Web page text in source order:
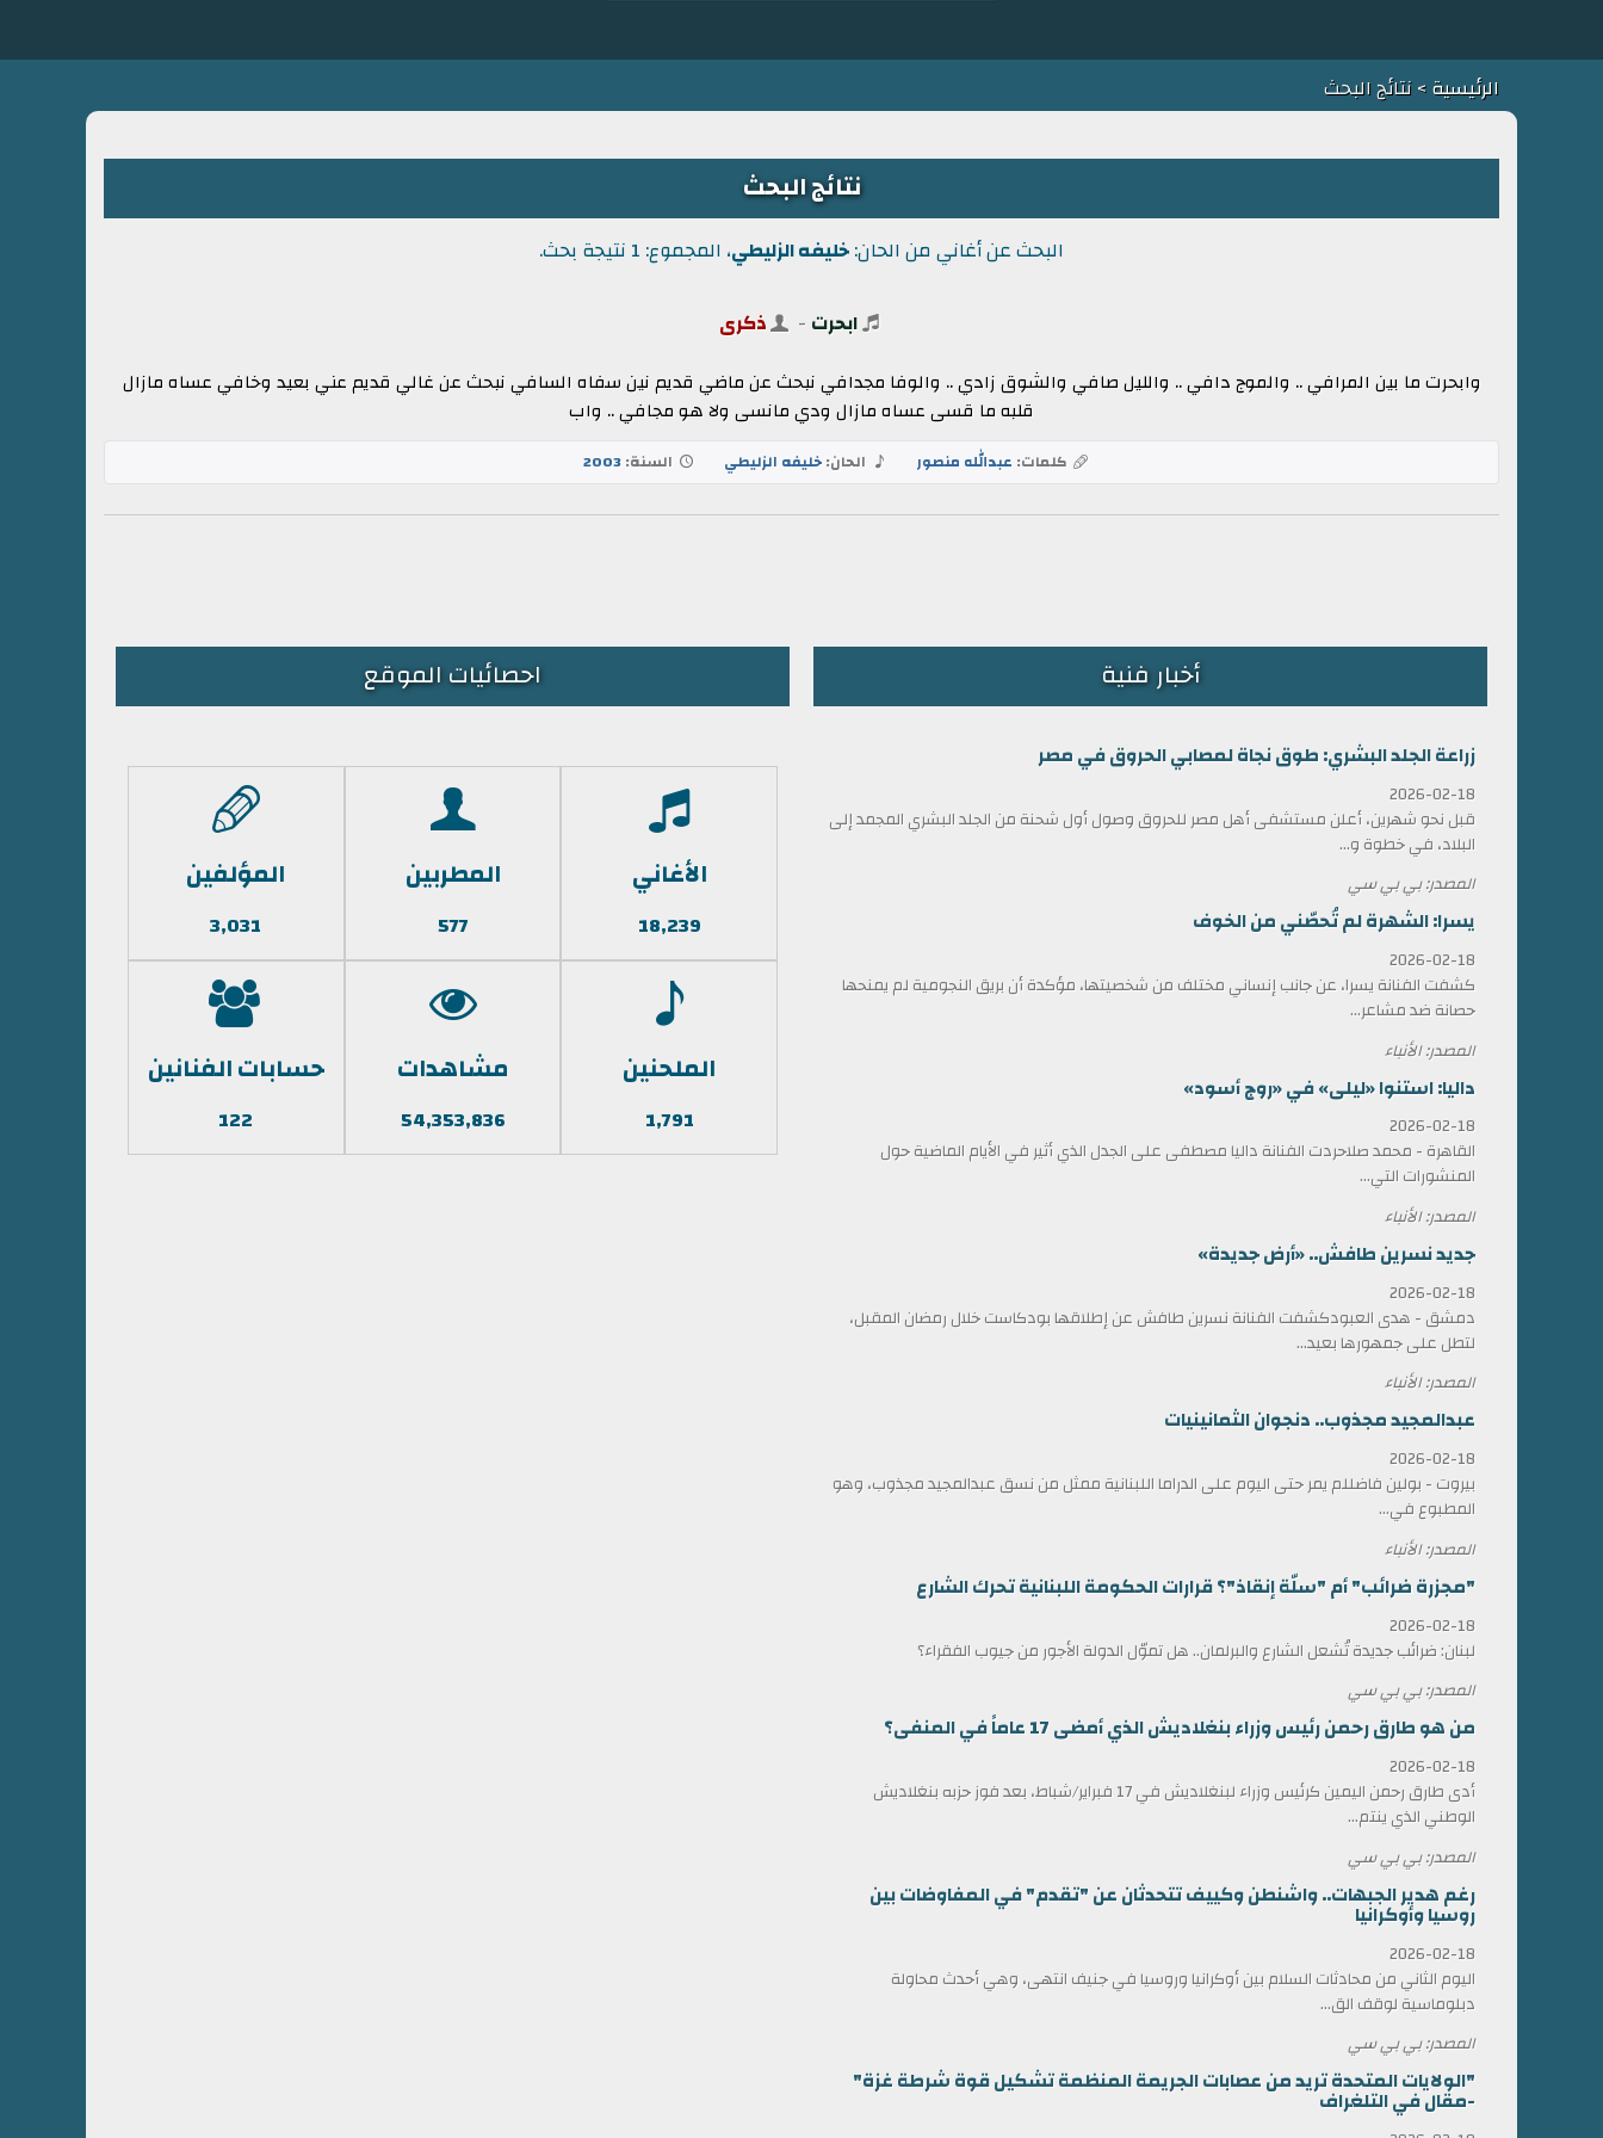
الرئيسية> نتائج البحث
نتائج البحث
البحث عن أغاني من الحان:خليفه الزليطي، المجموع: 1 نتيجة بحث.
ابحرت - ذكرى
وابحرت ما بين المرافي .. والموج دافي .. والليل صافي والشوق زادي .. والوفا مجدافي نبحث عن ماضي قديم نين سفاه السافي نبحث عن غالي قديم عني بعيد وخافي عساه مازال
قلبه ما قسى عساه مازال ودي مانسى ولا هو مجافي .. واب
كلمات: عبدالله منصور الحان:خليفه الزليطي السنة:2003
أخبار فنية
زراعة الجلد البشري: طوق نجاة لمصابي الحروق في مصر
2026-02-18
قبل نحو شهرين، أعلن مستشفى أهل مصر للحروق وصول أول شحنة من الجلد البشري المجمد إلى
البلاد، في خطوة و...
المصدر: بي بي سي
يسرا: الشهرة لم تُحصّني من الخوف
2026-02-18
كشفت الفنانة يسرا، عن جانب إنساني مختلف من شخصيتها، مؤكدة أن بريق النجومية لم يمنحها
حصانة ضد مشاعر...
المصدر: الأنباء
داليا: استنوا «ليلى» في «روج أسود»
2026-02-18
القاهرة - محمد صلاحردت الفنانة داليا مصطفى على الجدل الذي أثير في الأيام الماضية حول
المنشورات التي...
المصدر: الأنباء
جديد نسرين طافش.. «أرض جديدة»
2026-02-18
دمشق - هدى العبودكشفت الفنانة نسرين طافش عن إطلاقها بودكاست خلال رمضان المقبل،
لتطل على جمهورها بعيد...
المصدر: الأنباء
عبدالمجيد مجذوب.. دنجوان الثمانينيات
2026-02-18
بيروت - بولين فاضللم يمر حتى اليوم على الدراما اللبنانية ممثل من نسق عبدالمجيد مجذوب، وهو
المطبوع في...
المصدر: الأنباء
"مجزرة ضرائب" أم "سلّة إنقاذ"؟ قرارات الحكومة اللبنانية تحرك الشارع
2026-02-18
لبنان: ضرائب جديدة تُشعل الشارع والبرلمان.. هل تموّل الدولة الأجور من جيوب الفقراء؟
المصدر: بي بي سي
من هو طارق رحمن رئيس وزراء بنغلاديش الذي أمضى 17 عاماً في المنفى؟
2026-02-18
أدى طارق رحمن اليمين كرئيس وزراء لبنغلاديش في 17 فبراير/شباط، بعد فوز حزبه بنغلاديش
الوطني الذي ينتم...
المصدر: بي بي سي
رغم هدير الجبهات.. واشنطن وكييف تتحدثان عن "تقدم" في المفاوضات بين
روسيا وأوكرانيا
2026-02-18
اليوم الثاني من محادثات السلام بين أوكرانيا وروسيا في جنيف انتهى، وهي أحدث محاولة
دبلوماسية لوقف الق...
المصدر: بي بي سي
"الولايات المتحدة تريد من عصابات الجريمة المنظمة تشكيل قوة شرطة غزة"
-مقال في التلغراف
احصائيات الموقع
الأغاني
18,239
المطربين
577
المؤلفين
3,031
الملحنين
1,791
مشاهدات
54,353,836
حسابات الفنانين
122